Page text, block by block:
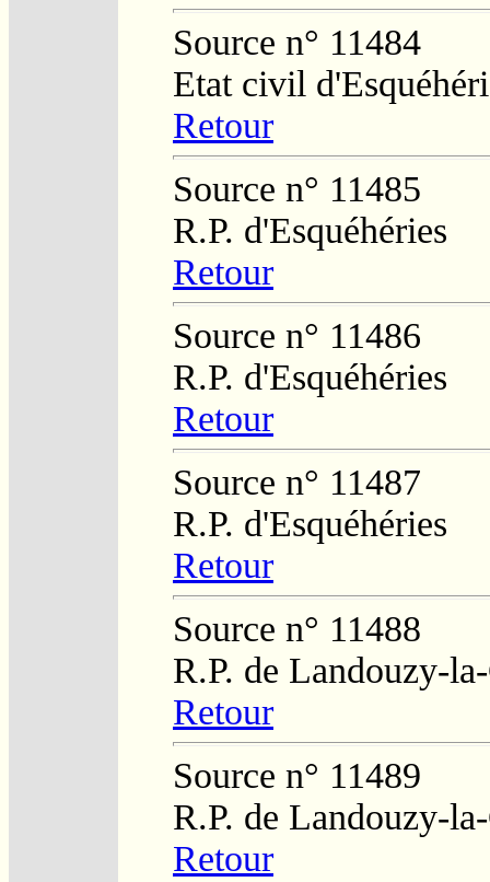
Source n° 11484
Etat civil
Retour
Source n° 11485
R.P. d'Esquéhéries
Retour
Source n° 11486
R.P. d'Esquéhéries
Retour
Source n° 11487
R.P. d'Esquéhéries
Retour
Source n° 11488
R.P. de Landouzy-
Retour
Source n° 11489
R.P. de Landouzy-
Retour